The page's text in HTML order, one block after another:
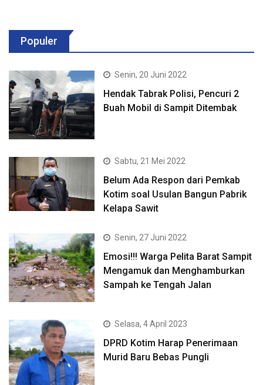
Populer
Senin, 20 Juni 2022
Hendak Tabrak Polisi, Pencuri 2
Buah Mobil di Sampit Ditembak
Sabtu, 21 Mei 2022
Belum Ada Respon dari Pemkab
Kotim soal Usulan Bangun Pabrik
Kelapa Sawit
Senin, 27 Juni 2022
Emosi!!! Warga Pelita Barat Sampit
Mengamuk dan Menghamburkan
Sampah ke Tengah Jalan
Selasa, 4 April 2023
DPRD Kotim Harap Penerimaan
Murid Baru Bebas Pungli